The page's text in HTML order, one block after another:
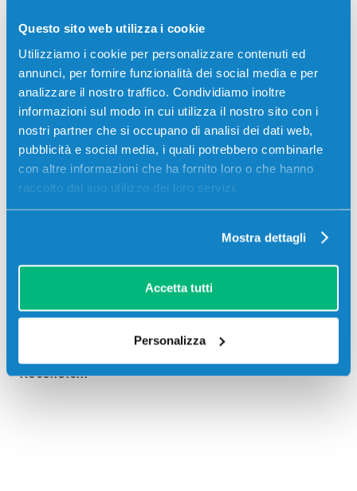
Questo sito web utilizza i cookie
Utilizziamo i cookie per personalizzare contenuti ed
annunci, per fornire funzionalità dei social media e per
analizzare il nostro traffico. Condividiamo inoltre
informazioni sul modo in cui utilizza il nostro sito con i
nostri partner che si occupano di analisi dei dati web,
pubblicità e social media, i quali potrebbero combinarle
con altre informazioni che ha fornito loro o che hanno
raccolto dal suo utilizzo dei loro servizi.
Mostra dettagli
Accetta tutti
Personalizza
Bonifico bancario
Descrizione
Collettore originale Toshiba 6B000000945 T-BFC338
COLORE 25000 pagine per Stampanti: Toshiba E-
STUDIO 528P
Recensioni